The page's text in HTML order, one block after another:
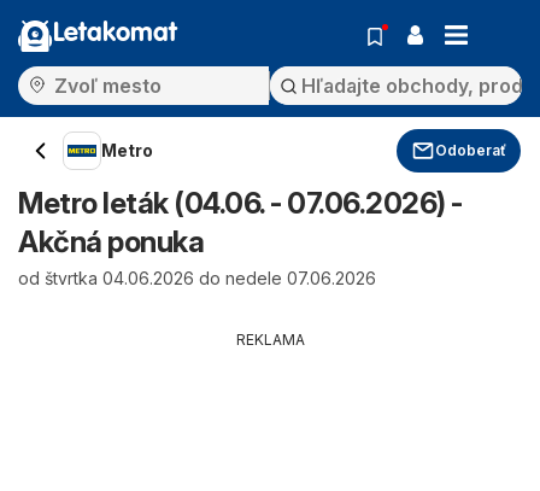
Letakomat
Metro Odoberať
Metro leták (04.06. - 07.06.2026) -
Akčná ponuka
od štvrtka 04.06.2026 do nedele 07.06.2026
REKLAMA